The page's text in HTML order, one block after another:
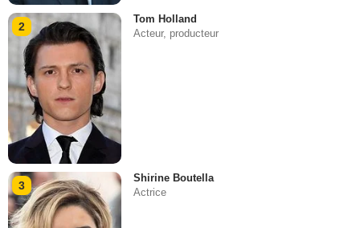
2
Tom Holland
Acteur, producteur
3
Shirine Boutella
Actrice